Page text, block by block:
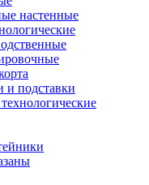
настенные
и подставки